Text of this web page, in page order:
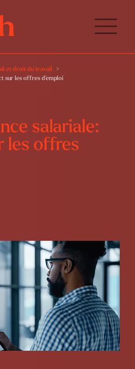
et droit du travail
sur les offres d'emploi
salariale:
les offres